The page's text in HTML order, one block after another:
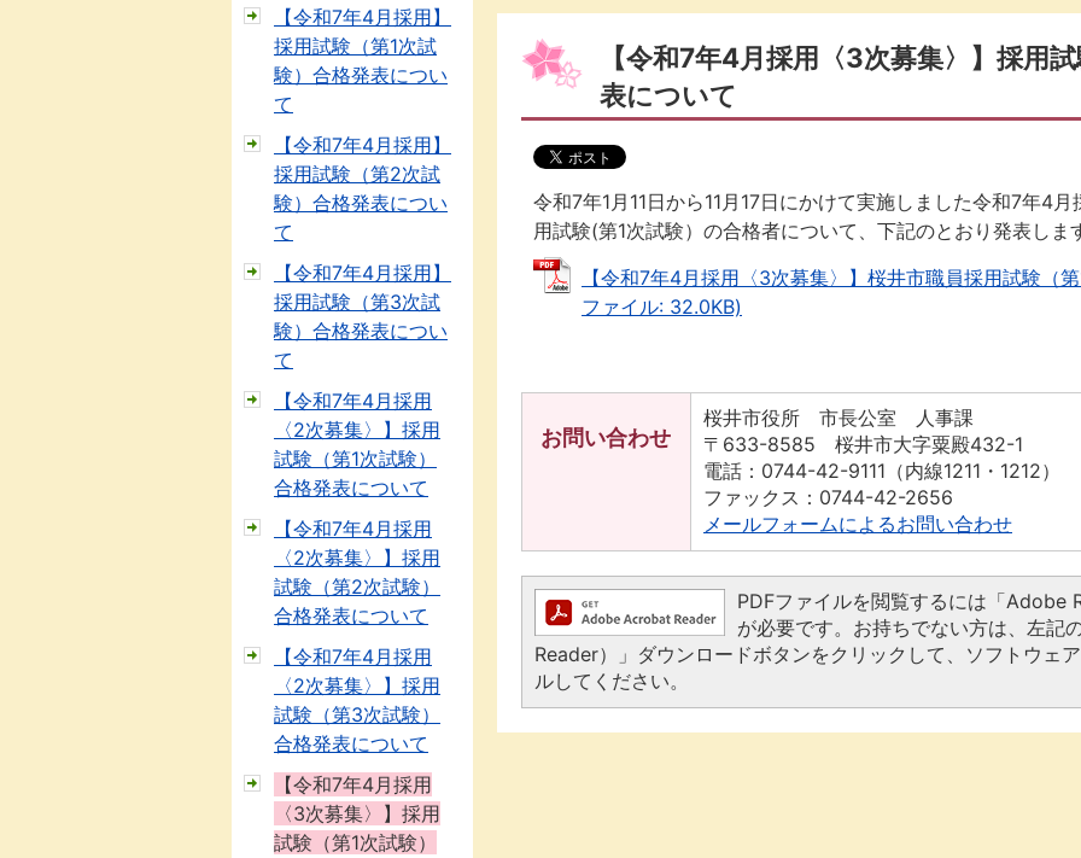
【令和7年4月採用】
採用試験（第1次試
験）合格発表につい
て
【令和7年4月採用】
採用試験（第2次試
験）合格発表につい
て
【令和7年4月採用】
採用試験（第3次試
験）合格発表につい
て
【令和7年4月採用
〈2次募集〉】採用
試験（第1次試験）
合格発表について
【令和7年4月採用
〈2次募集〉】採用
試験（第2次試験）
合格発表について
【令和7年4月採用
〈2次募集〉】採用
試験（第3次試験）
合格発表について
【令和7年4月採用
〈3次募集〉】採用
試験（第1次試験）
【令和7年4月採用〈3次募集〉】採用
表について
令和7年1月11日から11月17日にかけて実施しました令和7年4
用試験(第1次試験）の合格者について、下記のとおり発表しま
【令和7年4月採用〈3次募集〉】桜井市職員採用試験（
ファイル: 32.0KB)
お問い合わせ
桜井市役所 市長公室 人事課
〒633-8585 桜井市大字粟殿432-1
電話：0744-42-9111（内線1211・1212）
ファックス：0744-42-2656
メールフォームによるお問い合わせ
PDFファイルを閲覧するには「Adobe
が必要です。お持ちでない方は、左
Reader）」ダウンロードボタンをクリックして、ソフトウェ
ルしてください。